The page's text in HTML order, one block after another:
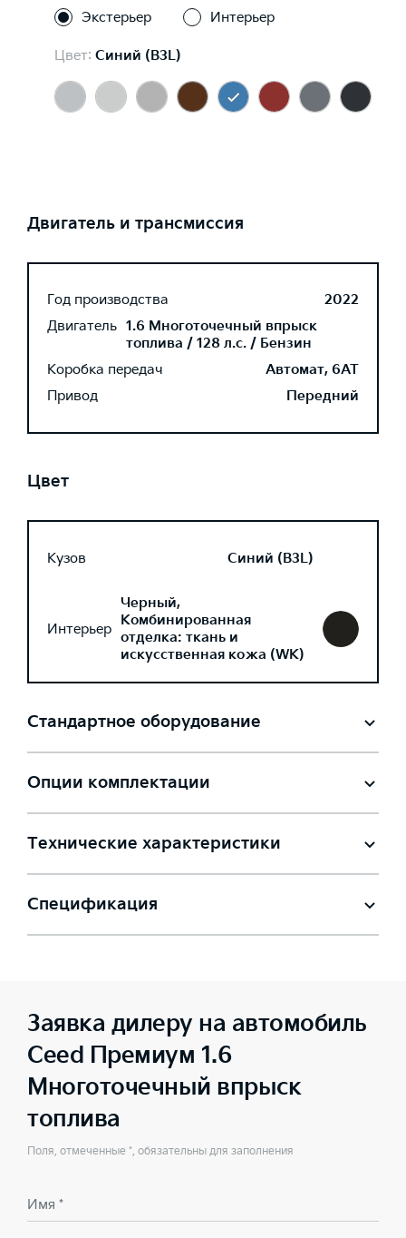
Экстерьер Интерьер
Цвет: Синий (B3L)
Двигатель и трансмиссия
Год производства
2022
Двигатель 1.6 Многоточечный впрыск
топлива / 128 л.с. / Бензин
Коробка передач
Автомат, 6AT
Привод
Передний
Цвет
Кузов Синий (B3L)
Интерьер
Черный,
Комбинированная
отделка: ткань и
искусственная кожа (WK)
Стандартное оборудование
Опции комплектации
Технические характеристики
Спецификация
Заявка дилеру на автомобиль
Ceed Премиум 1.6
Многоточечный впрыск
топлива
Поля, отмеченные *, обязательны для заполнения
Имя *